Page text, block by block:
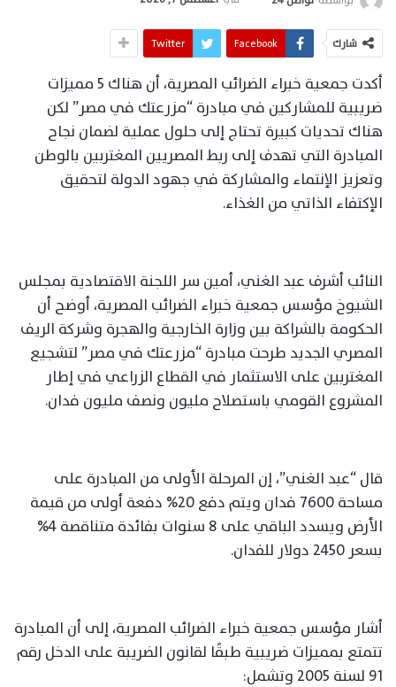
شارك Facebook
Twitter
أكدت جمعية خبراء الضرائب المصرية، أن هناك 5 مميزات
ضريبية للمشاركين في مبادرة “مزرعتك في مصر” لكن
هناك تحديات كبيرة تحتاج إلى حلول عملية لضمان نجاح
المبادرة التي تهدف إلى ربط المصريين المغتربين بالوطن
وتعزيز الإنتماء والمشاركة في جهود الدولة لتحقيق
الإكتفاء الذاتي من الغذاء.
النائب أشرف عبد الغني، أمين سر اللجنة الاقتصادية بمجلس
الشيوخ مؤسس جمعية خبراء الضرائب المصرية، أوضح أن
الحكومة بالشراكة بين وزارة الخارجية والهجرة وشركة الريف
المصري الجديد طرحت مبادرة “مزرعتك في مصر” لتشجيع
المغتربين على الاستثمار في القطاع الزراعي في إطار
المشروع القومي باستصلاح مليون ونصف مليون فدان.
قال “عبد الغني”، إن المرحلة الأولى من المبادرة على
مساحة 7600 فدان ويتم دفع 20% دفعة أولى من قيمة
الأرض ويسدد الباقي على 8 سنوات بفائدة متناقصة 4%
بسعر 2450 دولار للفدان.
أشار مؤسس جمعية خبراء الضرائب المصرية، إلى أن المبادرة
تتمتع بمميزات ضريبية طبقًا لقانون الضريبة على الدخل رقم
91 لسنة 2005 وتشمل: